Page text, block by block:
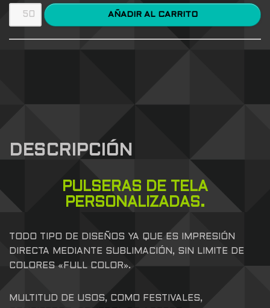
AÑADIR AL CARRITO
DESCRIPCIÓN
PULSERAS DE TELA
PERSONALIZADAS.
TODO TIPO DE DISEÑOS YA QUE ES IMPRESIÓN
DIRECTA MEDIANTE SUBLIMACIÓN, SIN LIMITE DE
COLORES «FULL COLOR».
MULTITUD DE USOS, COMO FESTIVALES,